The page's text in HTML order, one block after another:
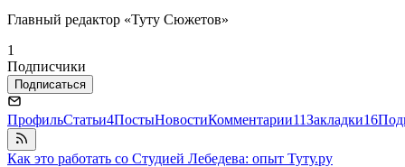
Главный редактор «Туту Сюжетов»
1
Подписчики
Подписаться
ПрофильСтатьи4ПостыНовостиКомментарии11Закладки16
Как это работать со Студией Лебедева: опыт Туту.ру